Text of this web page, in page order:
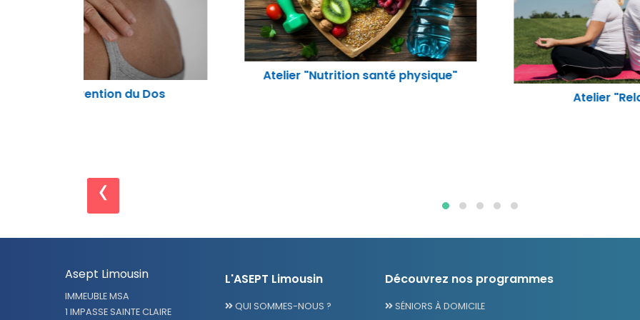
Atelier "Nutrition santé physique"
‹
Asept Limousin
IMMEUBLE MSA
1 IMPASSE SAINTE CLAIRE
L'ASEPT Limousin
QUI SOMMES-NOUS ?
Découvrez nos programmes
SÉNIORS À DOMICILE